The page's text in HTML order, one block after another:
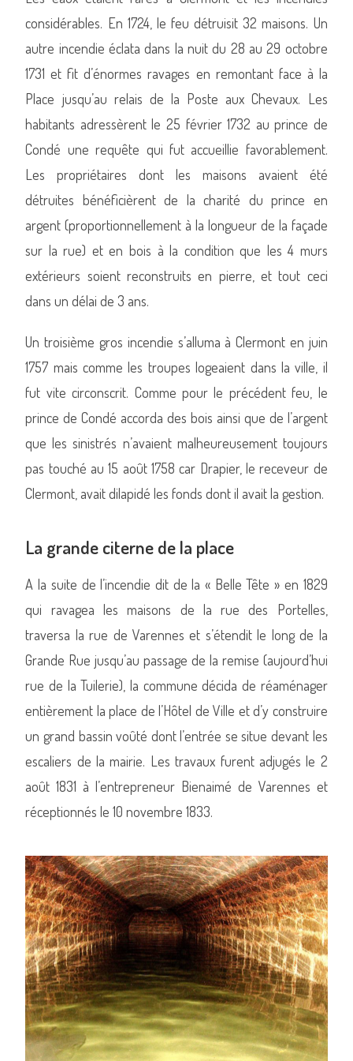
considérables. En 1724, le feu détruisit 32 maisons. Un
autre incendie éclata dans la nuit du 28 au 29 octobre
1731 et fit d’énormes ravages en remontant face à la
Place jusqu’au relais de la Poste aux Chevaux. Les
habitants adressèrent le 25 février 1732 au prince de
Condé une requête qui fut accueillie favorablement.
Les propriétaires dont les maisons avaient été
détruites bénéficièrent de la charité du prince en
argent (proportionnellement à la longueur de la façade
sur la rue) et en bois à la condition que les 4 murs
extérieurs soient reconstruits en pierre, et tout ceci
dans un délai de 3 ans.
Un troisième gros incendie s’alluma à Clermont en juin
1757 mais comme les troupes logeaient dans la ville, il
fut vite circonscrit. Comme pour le précédent feu, le
prince de Condé accorda des bois ainsi que de l’argent
que les sinistrés n’avaient malheureusement toujours
pas touché au 15 août 1758 car Drapier, le receveur de
Clermont, avait dilapidé les fonds dont il avait la gestion.
La grande citerne de la place
A la suite de l’incendie dit de la « Belle Tête » en 1829
qui ravagea les maisons de la rue des Portelles,
traversa la rue de Varennes et s’étendit le long de la
Grande Rue jusqu’au passage de la remise (aujourd’hui
rue de la Tuilerie), la commune décida de réaménager
entièrement la place de l’Hôtel de Ville et d’y construire
un grand bassin voûté dont l’entrée se situe devant les
escaliers de la mairie. Les travaux furent adjugés le 2
août 1831 à l’entrepreneur Bienaimé de Varennes et
réceptionnés le 10 novembre 1833.